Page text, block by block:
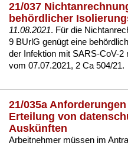
21/037
behördlicher
11.08.2021. Für die
9 BUrlG genügt ei­ne
der In­fek­ti­on mit SARS-CoV-2
vom 07.07.2021, 2 Ca 504/21.
21/035a
Erteilung von
Auskünften
Ar­beit­neh­mer müssen im